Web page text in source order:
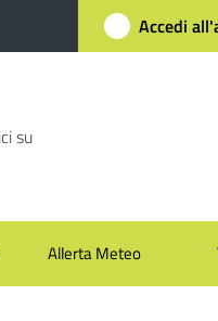
Accedi
su
Allerta Meteo